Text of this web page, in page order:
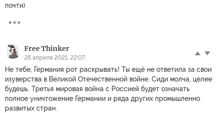
почти)
Free Thinker
26 апреля 2021, 22:07
Не тебе, Германия рот раскрывать! Ты ещё не ответила за свои
изуверства в Великой Отечественной войне. Сиди молча, целее
будешь. Третья мировая война с Россией будет означать
полное уничтожение Германии и ряда других промышленно
развитых стран.